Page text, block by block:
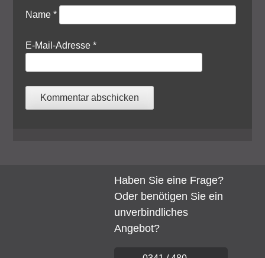
Name *
E-Mail-Adresse *
Haben Sie eine Frage?
Oder benötigen Sie ein
unverbindliches
Angebot?